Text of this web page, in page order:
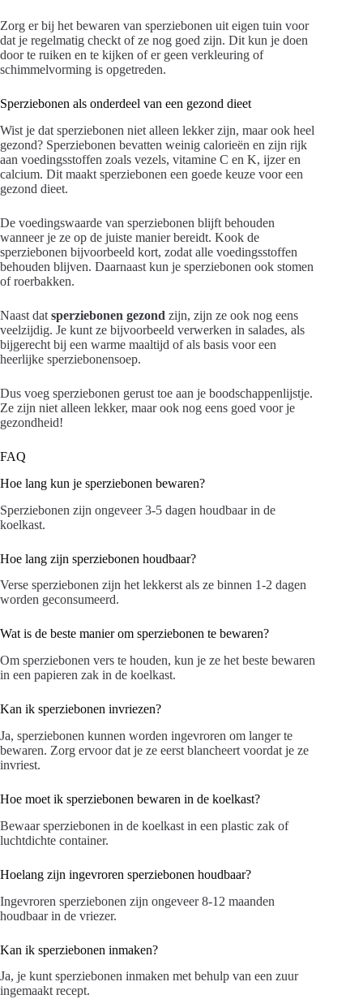
Zorg er bij het bewaren van sperziebonen uit eigen tuin voor
dat je regelmatig checkt of ze nog goed zijn. Dit kun je doen
door te ruiken en te kijken of er geen verkleuring of
schimmelvorming is opgetreden.
Sperziebonen als onderdeel van een gezond dieet
Wist je dat sperziebonen niet alleen lekker zijn, maar ook heel
gezond? Sperziebonen bevatten weinig calorieën en zijn rijk
aan voedingsstoffen zoals vezels, vitamine C en K, ijzer en
calcium. Dit maakt sperziebonen een goede keuze voor een
gezond dieet.
De voedingswaarde van sperziebonen blijft behouden
wanneer je ze op de juiste manier bereidt. Kook de
sperziebonen bijvoorbeeld kort, zodat alle voedingsstoffen
behouden blijven. Daarnaast kun je sperziebonen ook stomen
of roerbakken.
Naast dat sperziebonen gezond zijn, zijn ze ook nog eens
veelzijdig. Je kunt ze bijvoorbeeld verwerken in salades, als
bijgerecht bij een warme maaltijd of als basis voor een
heerlijke sperziebonensoep.
Dus voeg sperziebonen gerust toe aan je boodschappenlijstje.
Ze zijn niet alleen lekker, maar ook nog eens goed voor je
gezondheid!
FAQ
Hoe lang kun je sperziebonen bewaren?
Sperziebonen zijn ongeveer 3-5 dagen houdbaar in de
koelkast.
Hoe lang zijn sperziebonen houdbaar?
Verse sperziebonen zijn het lekkerst als ze binnen 1-2 dagen
worden geconsumeerd.
Wat is de beste manier om sperziebonen te bewaren?
Om sperziebonen vers te houden, kun je ze het beste bewaren
in een papieren zak in de koelkast.
Kan ik sperziebonen invriezen?
Ja, sperziebonen kunnen worden ingevroren om langer te
bewaren. Zorg ervoor dat je ze eerst blancheert voordat je ze
invriest.
Hoe moet ik sperziebonen bewaren in de koelkast?
Bewaar sperziebonen in de koelkast in een plastic zak of
luchtdichte container.
Hoelang zijn ingevroren sperziebonen houdbaar?
Ingevroren sperziebonen zijn ongeveer 8-12 maanden
houdbaar in de vriezer.
Kan ik sperziebonen inmaken?
Ja, je kunt sperziebonen inmaken met behulp van een zuur
ingemaakt recept.